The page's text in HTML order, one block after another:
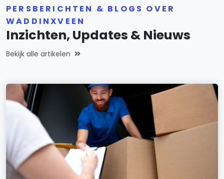
PERSBERICHTEN & BLOGS OVER
WADDINXVEEN
Inzichten, Updates & Nieuws
Bekijk alle artikelen